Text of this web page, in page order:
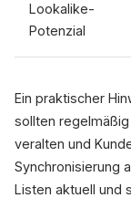
Lookalike-
Potenzial
Ein praktischer
sollten
veralten und
Synchronisierung
Listen aktuell und